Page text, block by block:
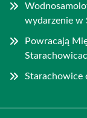
wydarzenie w
Powracają
Starachowice